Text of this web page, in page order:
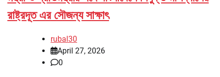
রাষ্ট্রদূত এর সৌজন্য সাক্ষাৎ
rubal30
April 27, 2026
0